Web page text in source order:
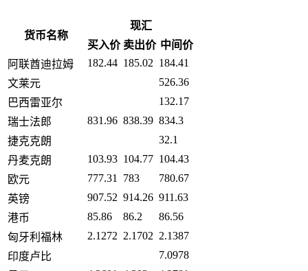
货币名称
现汇
买入价 卖出价 中间价
阿联酋迪拉姆
182.44 185.02 184.41
文莱元
526.36
巴西雷亚尔
132.17
瑞士法郎
831.96 838.39 834.3
捷克克朗
32.1
丹麦克朗
103.93 104.77 104.43
欧元
777.31 783
780.67
英镑
907.52 914.26 911.63
港币
85.86 86.2
86.56
匈牙利福林
2.1272 2.1702 2.1387
印度卢比
7.0978